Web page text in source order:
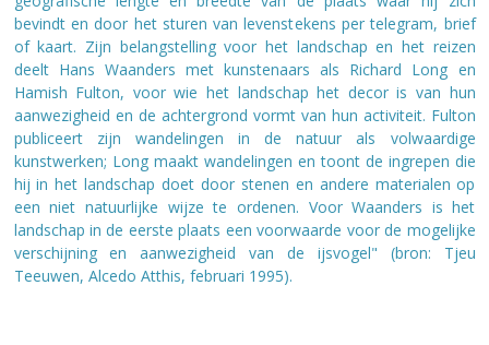
bevindt en door het sturen van levenstekens per telegram, brief
of kaart. Zijn belangstelling voor het landschap en het reizen
deelt Hans Waanders met kunstenaars als Richard Long en
Hamish Fulton, voor wie het landschap het decor is van hun
aanwezigheid en de achtergrond vormt van hun activiteit. Fulton
publiceert zijn wandelingen in de natuur als volwaardige
kunstwerken; Long maakt wandelingen en toont de ingrepen die
hij in het landschap doet door stenen en andere materialen op
een niet natuurlijke wijze te ordenen. Voor Waanders is het
landschap in de eerste plaats een voorwaarde voor de mogelijke
verschijning en aanwezigheid van de ijsvogel" (bron: Tjeu
Teeuwen, Alcedo Atthis, februari 1995).